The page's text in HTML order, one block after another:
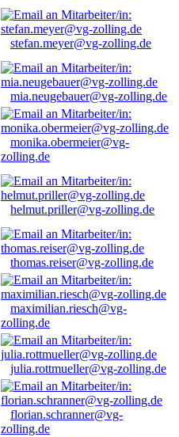
stefan.meyer@vg-zolling.de
mia.neugebauer@vg-zolling.de
monika.obermeier@vg-
zolling.de
helmut.priller@vg-zolling.de
thomas.reiser@vg-zolling.de
maximilian.riesch@vg-
zolling.de
julia.rottmueller@vg-zolling.de
florian.schranner@vg-
zolling.de